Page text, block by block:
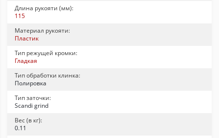
Длина рукояти (мм):
115
Материал рукояти:
Пластик
Тип режущей кромки:
Гладкая
Тип обработки клинка:
Полировка
Тип заточки:
Scandi grind
Вес (в кг):
0.11